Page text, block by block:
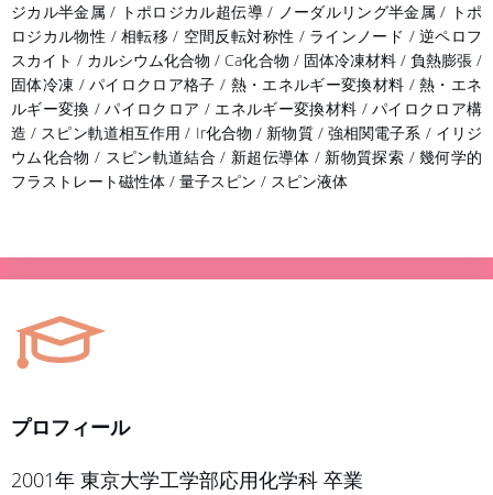
ジカル半金属 / トポロジカル超伝導 / ノーダルリング半金属 / トポ
ロジカル物性 / 相転移 / 空間反転対称性 / ラインノード / 逆ペロフ
スカイト / カルシウム化合物 / Ca化合物 / 固体冷凍材料 / 負熱膨張 /
固体冷凍 / パイロクロア格子 / 熱・エネルギー変換材料 / 熱・エネ
ルギー変換 / パイロクロア / エネルギー変換材料 / パイロクロア構
造 / スピン軌道相互作用 / Ir化合物 / 新物質 / 強相関電子系 / イリジ
ウム化合物 / スピン軌道結合 / 新超伝導体 / 新物質探索 / 幾何学的
フラストレート磁性体 / 量子スピン / スピン液体
プロフィール
2001年 東京大学工学部応用化学科 卒業